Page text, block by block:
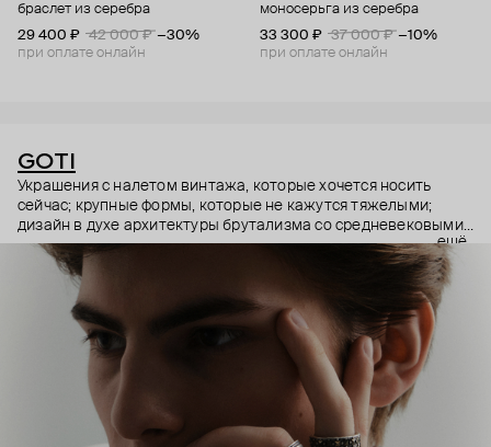
браслет из серебра
29 400 ₽
42 000 ₽ −30%
при оплате онлайн
моносерьга из серебра
33 300 ₽
37 000 ₽ −10%
при оплате онлайн
GOTI
Украшения с налетом винтажа, которые хочется носить
сейчас; крупные формы, которые не кажутся тяжелыми;
дизайн в духе архитектуры брутализма со средневековыми
символами – эстетика итальянского бренда GOTI строится
на красивых парадоксах. Парадоксах, которые не
замечаешь, потому что элементы каждого украшения
складываются максимально гармонично.
ещё